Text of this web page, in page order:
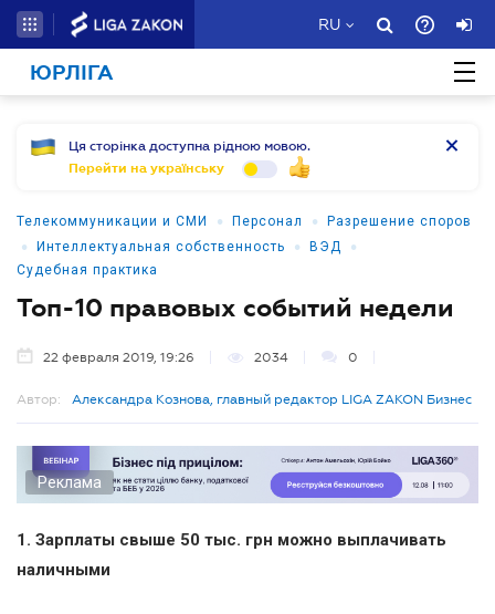
RU
ЮРЛІГА
Ця сторінка доступна рідною мовою.
Перейти на українську
Телекоммуникации и СМИ • Персонал • Разрешение споров
• Интеллектуальная собственность • ВЭД •
Судебная практика
Топ-10 правовых событий недели
22 февраля 2019, 19:26 2034 0
Автор: Александра Кознова, главный редактор LIGA ZAKON Бизнес
Реклама
1. Зарплаты свыше 50 тыс. грн можно выплачивать
наличными